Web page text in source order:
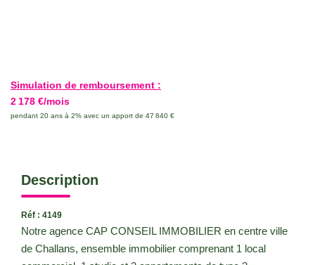
Simulation de remboursement :
2 178 €/mois
pendant 20 ans à 2% avec un apport de 47 840 €
Description
Réf : 4149
Notre agence CAP CONSEIL IMMOBILIER en centre ville
de Challans, ensemble immobilier comprenant 1 local